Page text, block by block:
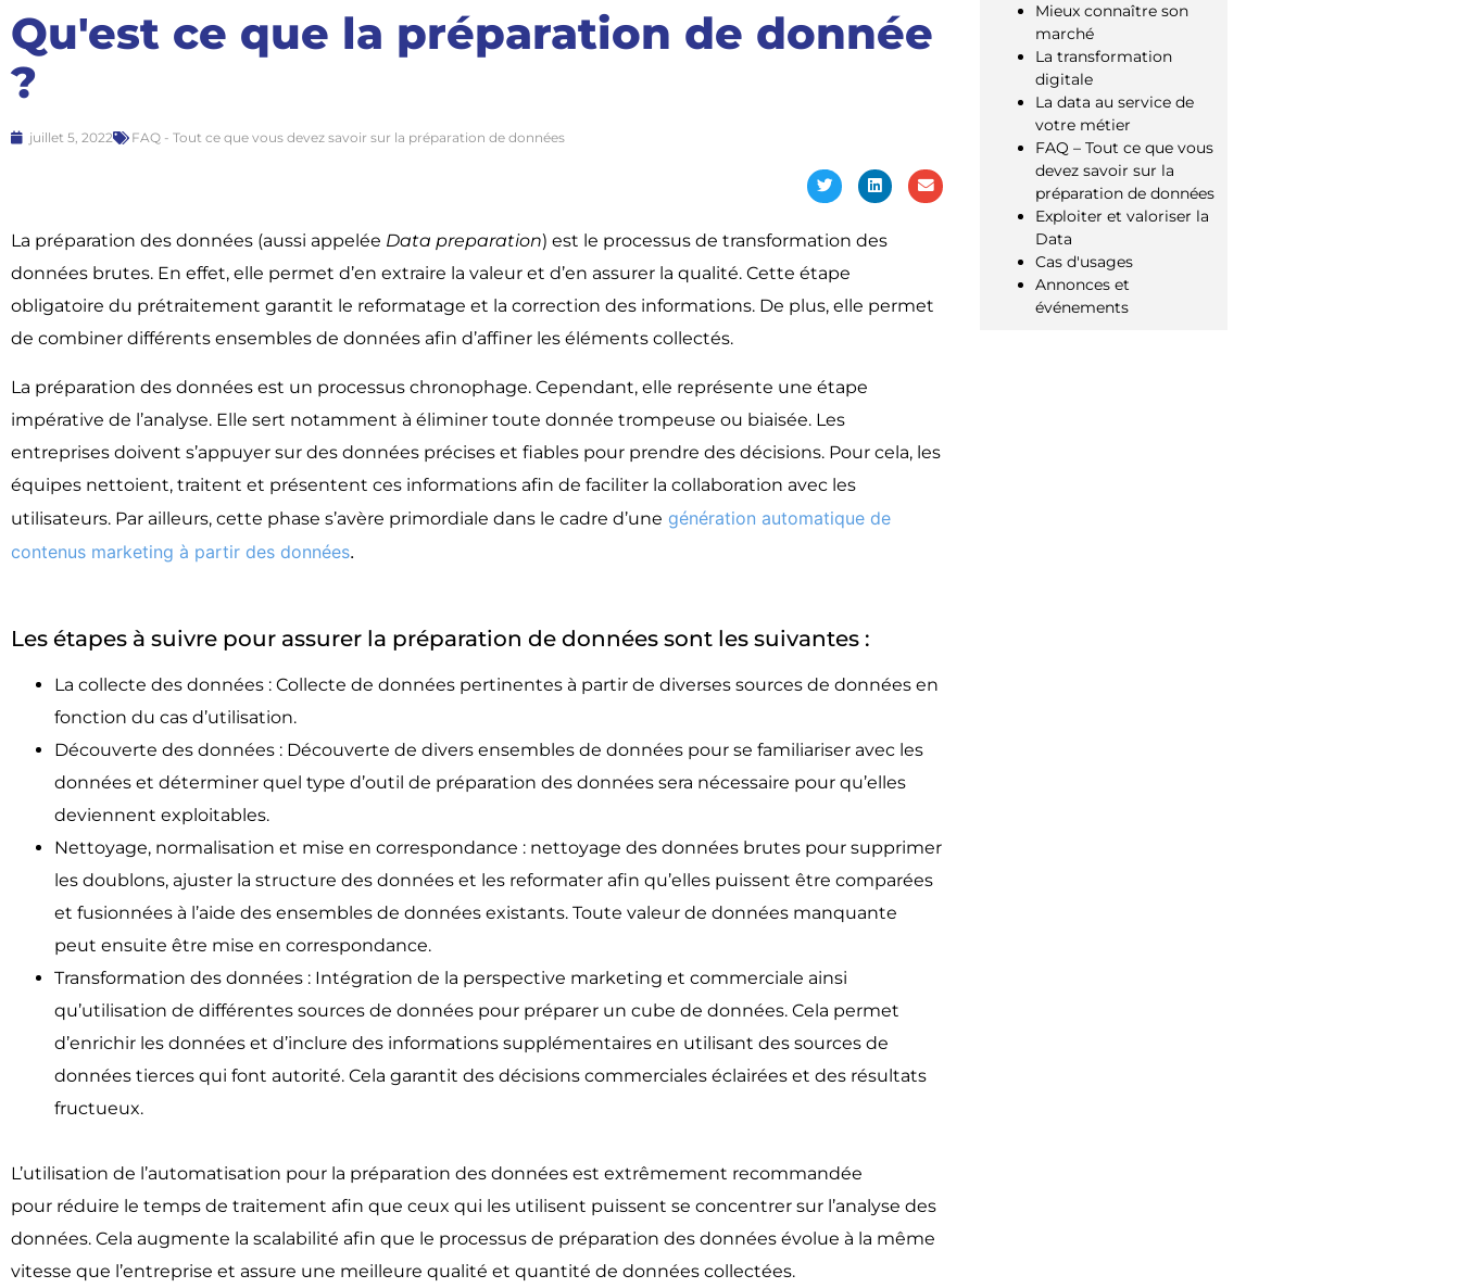
Qu'est ce que la préparation de donnée
?
juillet 5, 2022 FAQ - Tout ce que vous devez savoir sur la préparation de données
La préparation des données (aussi appelée Data preparation) est le processus de transformation des
données brutes. En effet, elle permet d’en extraire la valeur et d’en assurer la qualité. Cette étape
obligatoire du prétraitement garantit le reformatage et la correction des informations. De plus, elle permet
de combiner différents ensembles de données afin d’affiner les éléments collectés.
La préparation des données est un processus chronophage. Cependant, elle représente une étape
impérative de l’analyse. Elle sert notamment à éliminer toute donnée trompeuse ou biaisée. Les
entreprises doivent s’appuyer sur des données précises et fiables pour prendre des décisions. Pour cela, les
équipes nettoient, traitent et présentent ces informations afin de faciliter la collaboration avec les
utilisateurs. Par ailleurs, cette phase s’avère primordiale dans le cadre d’une génération automatique de
contenus marketing à partir des données.
Les étapes à suivre pour assurer la préparation de données sont les suivantes :
La collecte des données : Collecte de données pertinentes à partir de diverses sources de données en
fonction du cas d’utilisation.
Découverte des données : Découverte de divers ensembles de données pour se familiariser avec les
données et déterminer quel type d’outil de préparation des données sera nécessaire pour qu’elles
deviennent exploitables.
Nettoyage, normalisation et mise en correspondance : nettoyage des données brutes pour supprimer
les doublons, ajuster la structure des données et les reformater afin qu’elles puissent être comparées
et fusionnées à l’aide des ensembles de données existants. Toute valeur de données manquante
peut ensuite être mise en correspondance.
Transformation des données : Intégration de la perspective marketing et commerciale ainsi
qu’utilisation de différentes sources de données pour préparer un cube de données. Cela permet
d’enrichir les données et d’inclure des informations supplémentaires en utilisant des sources de
données tierces qui font autorité. Cela garantit des décisions commerciales éclairées et des résultats
fructueux.
L’utilisation de l’automatisation pour la préparation des données est extrêmement recommandée
pour réduire le temps de traitement afin que ceux qui les utilisent puissent se concentrer sur l’analyse des
données. Cela augmente la scalabilité afin que le processus de préparation des données évolue à la même
vitesse que l’entreprise et assure une meilleure qualité et quantité de données collectées.
Mieux connaître son
marché
La transformation
digitale
La data au service de
votre métier
FAQ – Tout ce que vous
devez savoir sur la
préparation de données
Exploiter et valoriser la
Data
Cas d'usages
Annonces et
événements